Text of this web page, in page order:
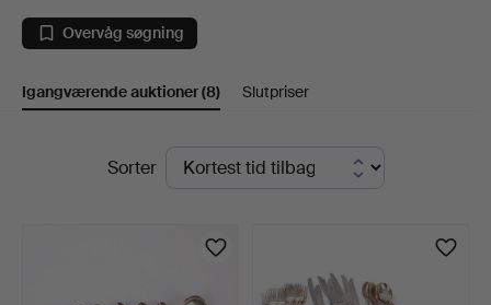
Metal
hos
Kenneth
Overvåg søgning
Igangværende auktioner(8) Slutpriser
Igangværende
Sorter